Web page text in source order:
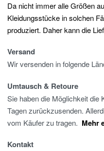
Da nicht immer alle Größen
Kleidungsstücke in solchen
produziert. Daher kann die
Versand
Wir versenden in folgende
Umtausch & Retoure
Sie haben die Möglichkeit die
Tagen zurückzusenden.
vom Käufer zu tragen. Mehr
Kontakt